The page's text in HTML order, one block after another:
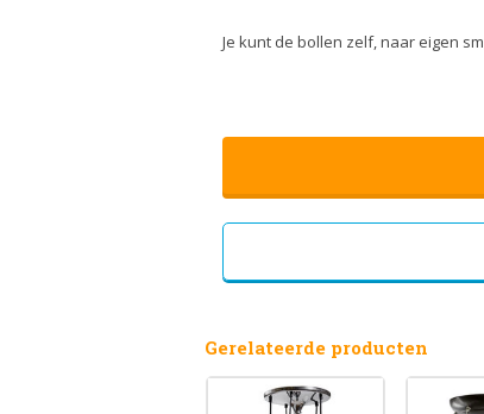
Je kunt de bollen zelf, naar eigen
Gerelateerde producten